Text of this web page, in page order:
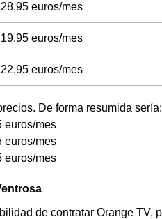
28,95 euros/mes
19,95 euros/mes
22,95 euros/mes
De forma resumida sería:
euros/mes
euros/mes
euros/mes
de contratar Orange TV,